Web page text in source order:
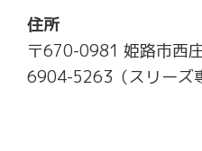
住所
〒670-0981 姫路市
6904-5263（スリーズ